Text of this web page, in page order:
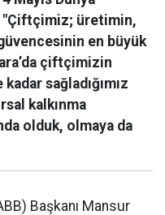
"Çiftçimiz; üretimin,
en büyük
çiftçimizin
sağladığımız
kalkınma
olduk, olmaya da
Başkanı Mansur